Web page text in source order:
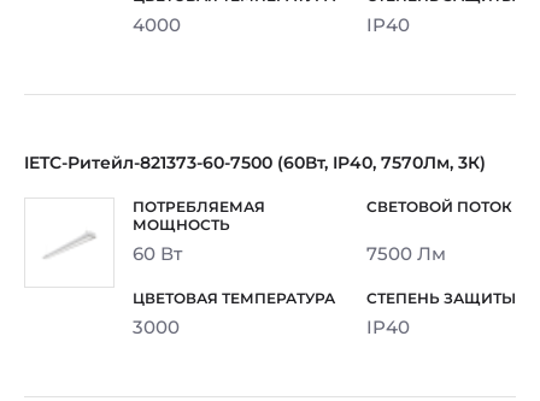
4000 IP40
IETC-Ритейл-821373-60-7500 (60Вт, IP40, 7570Лм, 3К)
60 Вт 7500 Лм
3000 IP40